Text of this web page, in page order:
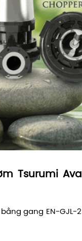
Tsurumi
gang EN-GJL-